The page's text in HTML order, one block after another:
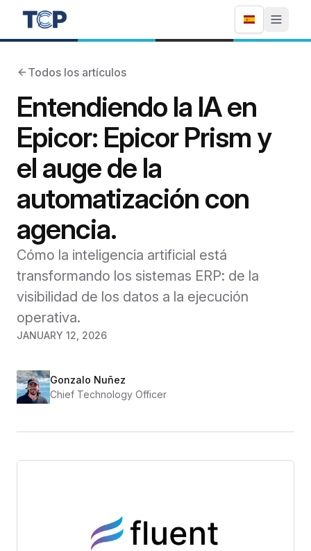
Todos los artículos
Entendiendo la IA en
Epicor: Epicor Prism y
el auge de la
automatización con
agencia.
Cómo la inteligencia artificial está
transformando los sistemas ERP: de la
visibilidad de los datos a la ejecución
operativa.
JANUARY 12, 2026
Gonzalo Nuñez
Chief Technology Officer